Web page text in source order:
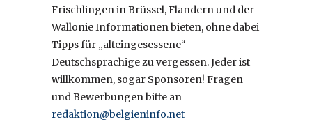
Frischlingen in Brüssel, Flandern und der
Wallonie Informationen bieten, ohne dabei
Tipps für „alteingesessene“
Deutschsprachige zu vergessen. Jeder ist
willkommen, sogar Sponsoren! Fragen
und Bewerbungen bitte an
redaktion@belgieninfo.net